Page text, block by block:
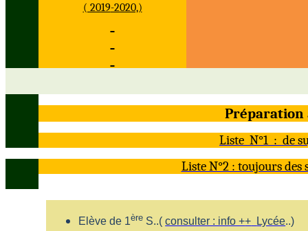
( 2019-2020,)
Liste N°1 : de
Liste N°2 : toujours
Elève de 1ère S..( consulter : info ++ Lycée..)